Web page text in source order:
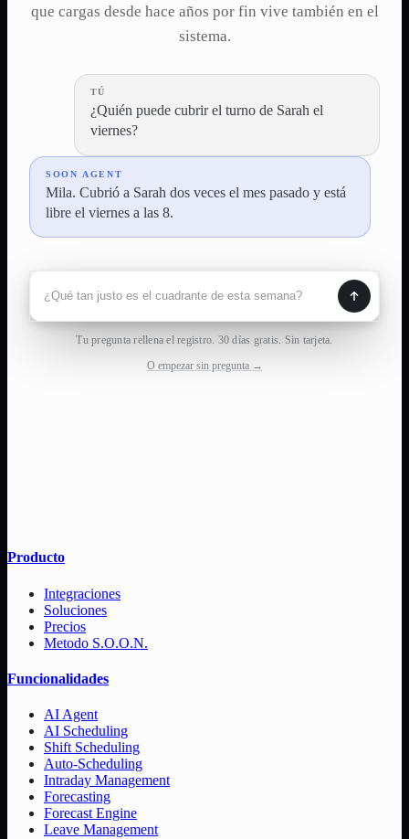
que cargas desde hace años por fin vive también en el
sistema.
TÚ
¿Quién puede cubrir el turno de Sarah el
viernes?
SOON AGENT
Mila. Cubrió a Sarah dos veces el mes pasado y está
libre el viernes a las 8.
Tu pregunta rellena el registro. 30 días gratis. Sin tarjeta.
O empezar sin pregunta →
Producto
Integraciones
Soluciones
Precios
Metodo S.O.O.N.
Funcionalidades
AI Agent
AI Scheduling
Shift Scheduling
Auto-Scheduling
Intraday Management
Forecasting
Forecast Engine
Leave Management